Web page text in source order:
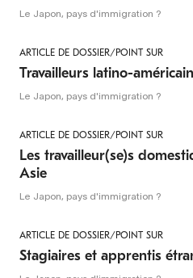
Le Japon, pays d'immigration ?
ARTICLE DE DOSSIER/POINT SUR
Travailleurs latino-
Le Japon, pays d'immigration ?
ARTICLE DE DOSSIER/POINT SUR
Les travailleur(se)s
Asie
Le Japon, pays d'immigration ?
ARTICLE DE DOSSIER/POINT SUR
Stagiaires et apprentis